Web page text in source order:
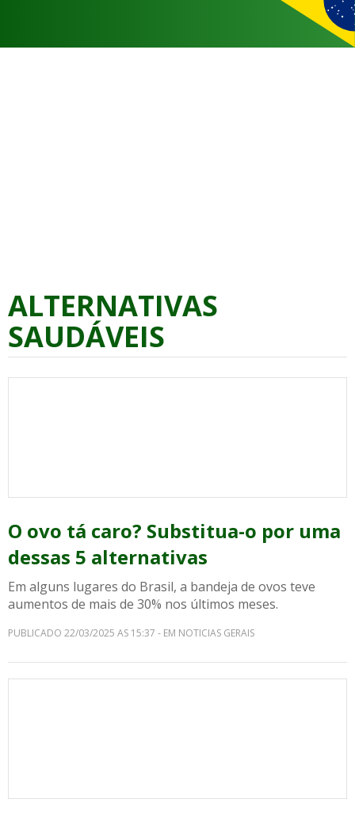
ALTERNATIVAS
SAUDÁVEIS
O ovo tá caro? Substitua-o por uma
dessas 5 alternativas
Em alguns lugares do Brasil, a bandeja de ovos teve
aumentos de mais de 30% nos últimos meses.
PUBLICADO 22/03/2025 AS 15:37 - EM NOTICIAS GERAIS